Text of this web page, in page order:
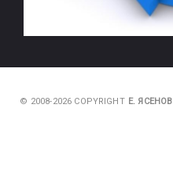
© 2008-2026 COPYRIGHT Е. ЯСЕНОВ